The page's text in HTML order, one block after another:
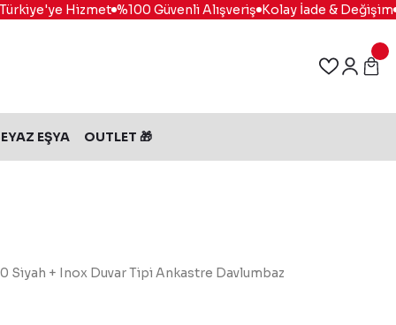
Hizmet %100 Güvenli Alışveriş Kolay İade & Değişim
EŞYA OUTLET 🎁
Siyah + Inox Duvar Tipi Ankastre Davlumbaz